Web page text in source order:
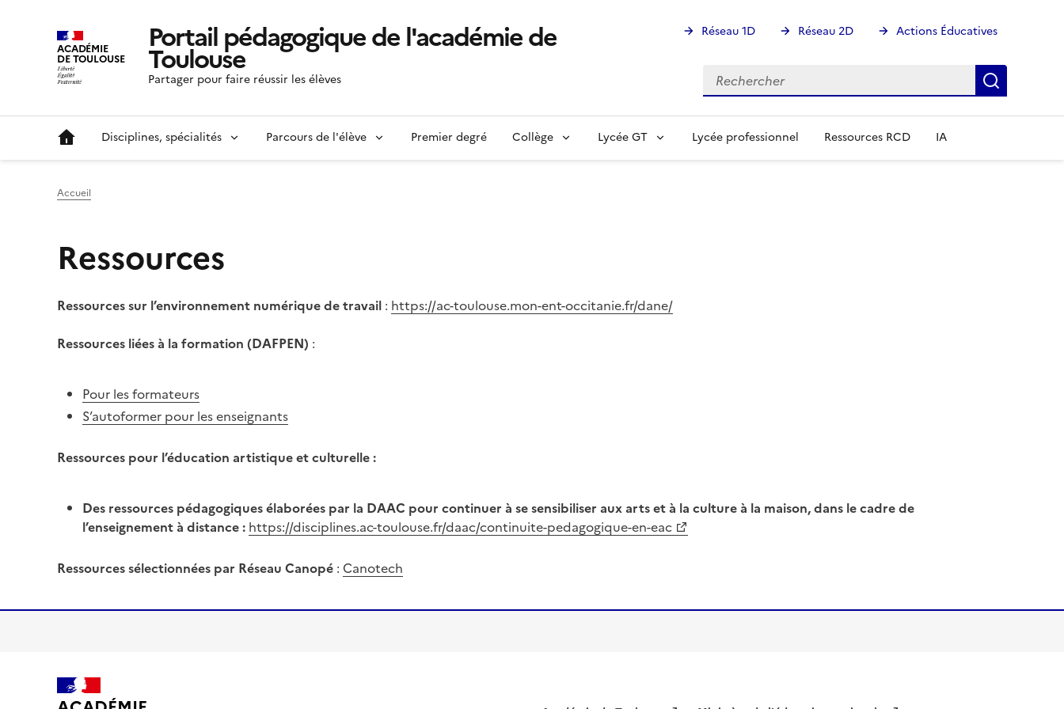
ACADÉMIE
DE TOULOUSE
Portail pédagogique de l'académie de
Toulouse
Partager pour faire réussir les élèves
Réseau 1D Réseau 2D Actions Éducatives
Rechercher
Rechercher
Disciplines, spécialités Parcours de l'élève Premier degré Collège Lycée GT Lycée professionnel Ressources RCD IA
Accueil
Ressources
Ressources sur l’environnement numérique de travail : https://ac-toulouse.mon-ent-occitanie.fr/dane/
Ressources liées à la formation (DAFPEN) :
Pour les formateurs
S’autoformer pour les enseignants
Ressources pour l’éducation artistique et culturelle :
Des ressources pédagogiques élaborées par la DAAC pour continuer à se sensibiliser aux arts et à la culture à la maison, dans le cadre de
l’enseignement à distance : https://disciplines.ac-toulouse.fr/daac/continuite-pedagogique-en-eac
Ressources sélectionnées par Réseau Canopé : Canotech